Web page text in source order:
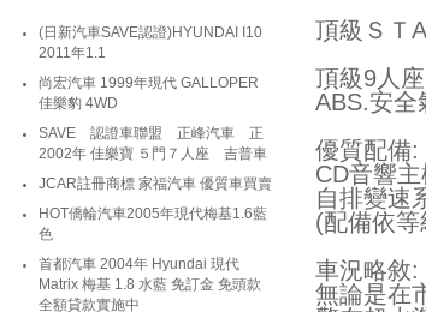
(日新汽車SAVE認證)HYUNDAI I10
2011年1.1
尚宏汽車 1999年現代 GALLOPER
佳樂豹 4WD
SAVE 認證車聯盟 正峰汽車 正
2002年 佳樂寶 ５門７人座 吉普車
JCAR註冊商標 家福汽車 優質車買賣
HOT僑輪汽車2005年現代梅基1.6藍
色
首都汽車 2004年 Hyundai 現代
Matrix 梅基 1.8 水藍 免訂金 免頭款
全額貸款實施中
頂級ＳＴ
頂級9人
ABS.安全
優質配備:
CD音響
自排變速
(配備依
車況略敘:
無論是在